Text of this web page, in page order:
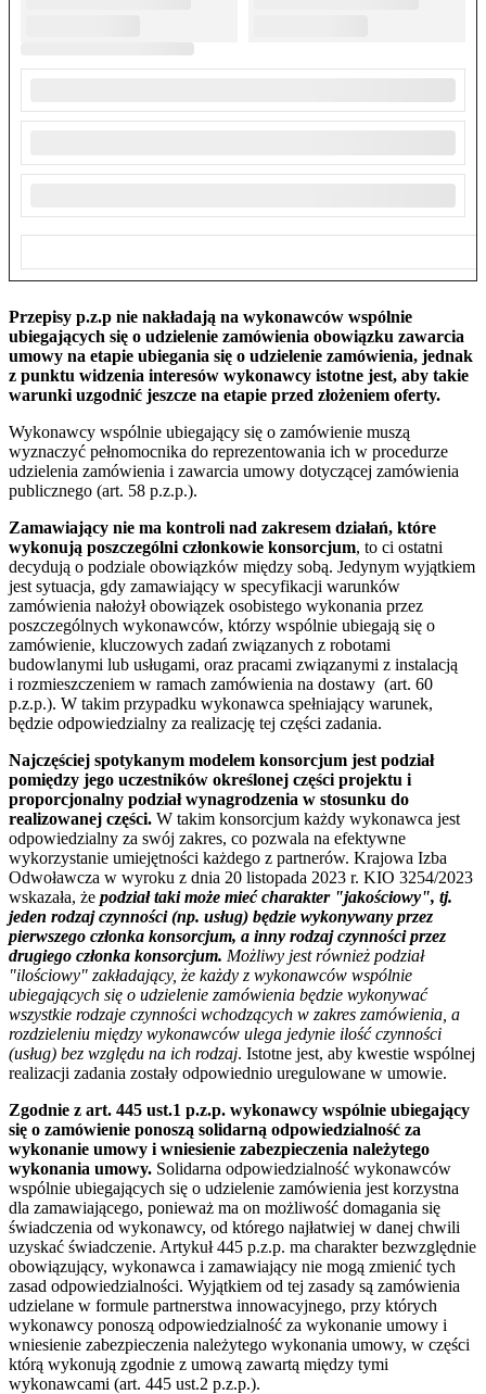
Przepisy p.z.p nie nakładają na wykonawców wspólnie
ubiegających się o udzielenie zamówienia obowiązku zawarcia
umowy na etapie ubiegania się o udzielenie zamówienia, jednak
z punktu widzenia interesów wykonawcy istotne jest, aby takie
warunki uzgodnić jeszcze na etapie przed złożeniem oferty.
Wykonawcy wspólnie ubiegający się o zamówienie muszą
wyznaczyć pełnomocnika do reprezentowania ich w procedurze
udzielenia zamówienia i zawarcia umowy dotyczącej zamówienia
publicznego (art. 58 p.z.p.).
Zamawiający nie ma kontroli nad zakresem działań, które
wykonują poszczególni członkowie konsorcjum, to ci ostatni
decydują o podziale obowiązków między sobą. Jedynym wyjątkiem
jest sytuacja, gdy zamawiający w specyfikacji warunków
zamówienia nałożył obowiązek osobistego wykonania przez
poszczególnych wykonawców, którzy wspólnie ubiegają się o
zamówienie, kluczowych zadań związanych z robotami
budowlanymi lub usługami, oraz pracami związanymi z instalacją
i rozmieszczeniem w ramach zamówienia na dostawy (art. 60
p.z.p.). W takim przypadku wykonawca spełniający warunek,
będzie odpowiedzialny za realizację tej części zadania.
Najczęściej spotykanym modelem konsorcjum jest podział
pomiędzy jego uczestników określonej części projektu i
proporcjonalny podział wynagrodzenia w stosunku do
realizowanej części. W takim konsorcjum każdy wykonawca jest
odpowiedzialny za swój zakres, co pozwala na efektywne
wykorzystanie umiejętności każdego z partnerów. Krajowa Izba
Odwoławcza w wyroku z dnia 20 listopada 2023 r. KIO 3254/2023
wskazała, że podział taki może mieć charakter "jakościowy", tj.
jeden rodzaj czynności (np. usług) będzie wykonywany przez
pierwszego członka konsorcjum, a inny rodzaj czynności przez
drugiego członka konsorcjum. Możliwy jest również podział
"ilościowy" zakładający, że każdy z wykonawców wspólnie
ubiegających się o udzielenie zamówienia będzie wykonywać
wszystkie rodzaje czynności wchodzących w zakres zamówienia, a
rozdzieleniu między wykonawców ulega jedynie ilość czynności
(usług) bez względu na ich rodzaj. Istotne jest, aby kwestie wspólnej
realizacji zadania zostały odpowiednio uregulowane w umowie.
Zgodnie z art. 445 ust.1 p.z.p. wykonawcy wspólnie ubiegający
się o zamówienie ponoszą solidarną odpowiedzialność za
wykonanie umowy i wniesienie zabezpieczenia należytego
wykonania umowy. Solidarna odpowiedzialność wykonawców
wspólnie ubiegających się o udzielenie zamówienia jest korzystna
dla zamawiającego, ponieważ ma on możliwość domagania się
świadczenia od wykonawcy, od którego najłatwiej w danej chwili
uzyskać świadczenie. Artykuł 445 p.z.p. ma charakter bezwzględnie
obowiązujący, wykonawca i zamawiający nie mogą zmienić tych
zasad odpowiedzialności. Wyjątkiem od tej zasady są zamówienia
udzielane w formule partnerstwa innowacyjnego, przy których
wykonawcy ponoszą odpowiedzialność za wykonanie umowy i
wniesienie zabezpieczenia należytego wykonania umowy, w części
którą wykonują zgodnie z umową zawartą między tymi
wykonawcami (art. 445 ust.2 p.z.p.).